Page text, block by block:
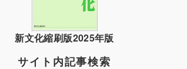
新文化縮刷版2025年版
サイト内記事検索